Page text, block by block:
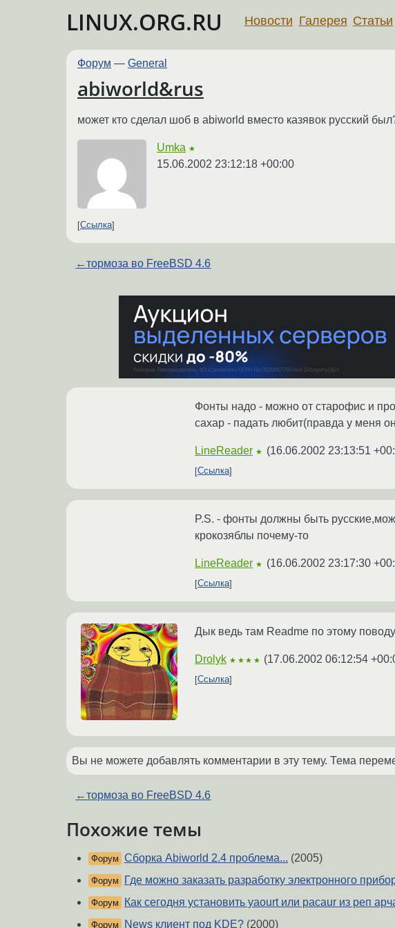
LINUX.ORG.RU Новости Галерея Статьи
Форум — General
abiworld&rus
может кто сделал шоб в abiworld вместо казявок русский
Umka ★
15.06.2002 23:12:18 +00:00
Ссылка
←тормоза во FreeBSD 4.6
Фонты надо - можно от старофис и
сахар - падать любит(правда у меня
LineReader ★ (16.06.2002 23:13:51
Ссылка
P.S. - фонты должны быть
крокозяблы почему-то
LineReader ★ (16.06.2002 23:17:30
Ссылка
Дык ведь там Readme по этому
Drolyk ★★★★ (17.06.2002 06:12:54
Ссылка
Вы не можете добавлять комментарии в эту тему. Тема
←тормоза во FreeBSD 4.6
Похожие темы
Форум Сборка Abiworld 2.4 проблема... (2005)
Форум Где можно заказать разработку электронного
Форум Как сегодня установить yaourt или pacaur из реп
Форум News клиент под KDE? (2000)